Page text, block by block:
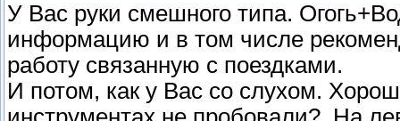
У Вас руки смешного типа.
информацию и в том числе
работу связанную с поездками.
И потом, как у Вас со слухом.